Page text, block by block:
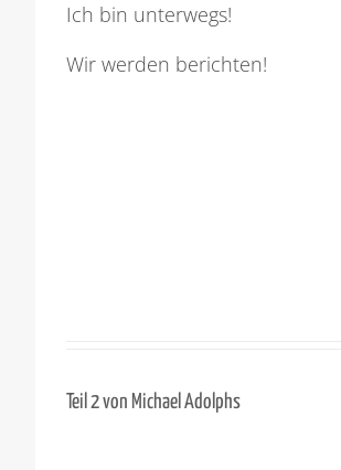
Ich bin unterwegs!
Wir werden berichten!
Teil 2 von Michael Adolphs